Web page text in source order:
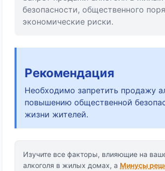
безопасности, общественного
экономические риски.
Рекомендация
Необходимо запретить продажу
повышению общественной
жизни жителей.
Изучите все факторы, влияющие на
алкоголя в жилых домах, а Минусы